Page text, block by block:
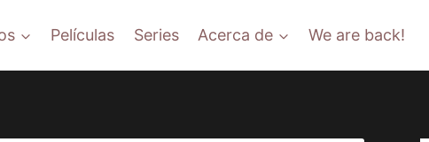
Películas Series Acerca de We are back!